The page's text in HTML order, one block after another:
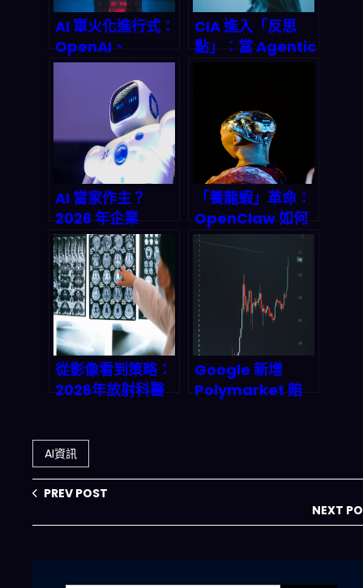
AI 軍火化進行式：
OpenAI、
Google、
Anthropic 與五
角大樓的黑暗交易
何時引爆全球危
機？
CIA 進入「反思
點」：當 Agentic
還能守住什麼底
線？
AI 當家作主？
2026 年企業
management
révolution：機
器人總經理出道實
錄
「養龍蝦」革命：
OpenClaw 如何
用 60 天顛覆全球
AI 格局？深度解析
2026 年 AI
Agent 爆发潮
從影像看到策略：
2026年放射科醫
Google 新增
Polymarket 赔
AI資訊
PREV POST
NEXT